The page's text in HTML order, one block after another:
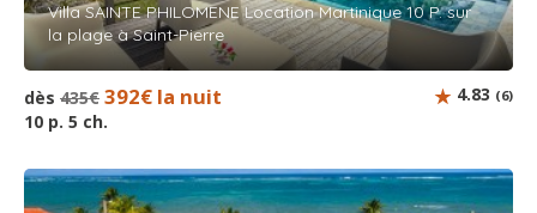
Villa SAINTE PHILOMENE Location Martinique 10 P. sur
la plage à Saint-Pierre
dès 435€ 392€ la nuit
10 p. 5 ch.
4.83 (6)